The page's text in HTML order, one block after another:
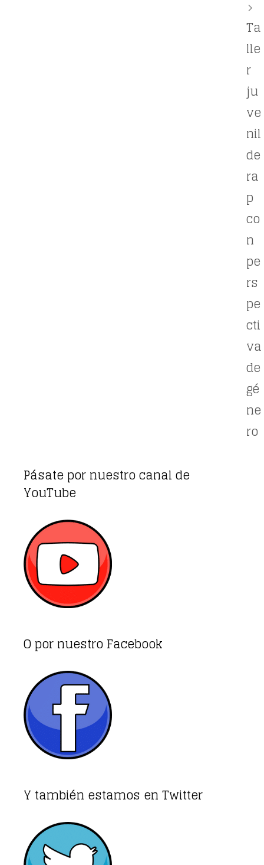
Ta
lle
r
ju
ve
nil
de
ra
p
co
n
pe
rs
pe
cti
va
de
gé
ne
ro
Pásate por nuestro canal de
YouTube
O por nuestro Facebook
Y también estamos en Twitter